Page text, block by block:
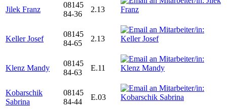
Jilek Franz
08145
84-36
2.13
Keller Josef
08145
84-65
2.13
Klenz Mandy
08145
84-63
E.11
Kobarschik
Sabrina
08145
84-44
E.03